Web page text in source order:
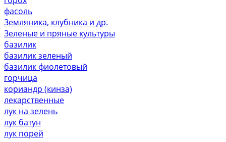
фасоль
Земляника, клубника и др.
Зеленые и пряные культуры
базилик
базилик зеленый
базилик фиолетовый
горчица
кориандр (кинза)
лекарственные
лук на зелень
лук батун
лук порей